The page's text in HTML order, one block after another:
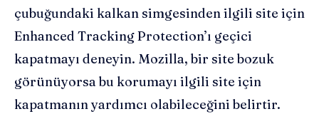
çubuğundaki kalkan simgesinden ilgili site için
Enhanced Tracking Protection’ı geçici
kapatmayı deneyin. Mozilla, bir site bozuk
görünüyorsa bu korumayı ilgili site için
kapatmanın yardımcı olabileceğini belirtir.